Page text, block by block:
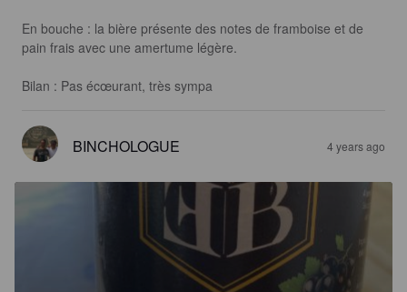
En bouche : la bière présente des notes de framboise et de
pain frais avec une amertume légère.
Bilan : Pas écœurant, très sympa
BINCHOLOGUE 4 years ago